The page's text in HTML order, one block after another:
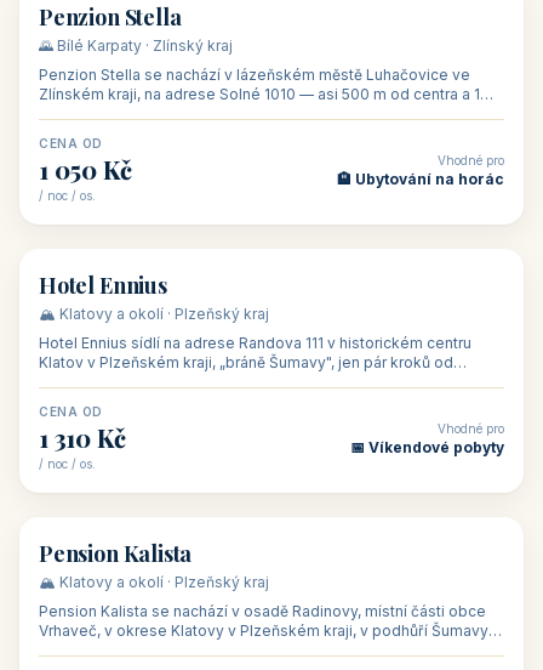
🏡 penzion
Penzion Stella
🌄 Bílé Karpaty · Zlínský kraj
Penzion Stella se nachází v lázeňském městě Luhačovice ve
Zlínském kraji, na adrese Solné 1010 — asi 500 m od centra a 1
CENA OD
1 050 Kč
/ noc / os.
Vhodné pro
🏨 Ubytování na horác
🏨 hotel
Hotel Ennius
🏔️ Klatovy a okolí · Plzeňský kraj
Hotel Ennius sídlí na adrese Randova 111 v historickém centru
Klatov v Plzeňském kraji, „bráně Šumavy", jen pár kroků od
CENA OD
1 310 Kč
/ noc / os.
Vhodné pro
📅 Víkendové pobyty
🏡 penzion
Pension Kalista
🏔️ Klatovy a okolí · Plzeňský kraj
Pension Kalista se nachází v osadě Radinovy, místní části obce
Vrhaveč, v okrese Klatovy v Plzeňském kraji, v podhůří Šumavy